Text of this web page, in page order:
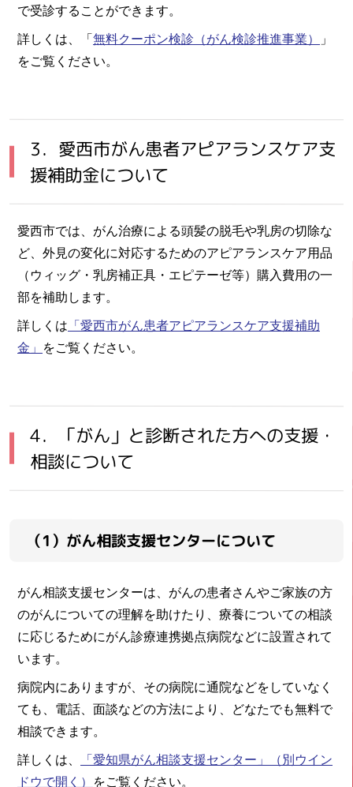
で受診することができます。
詳しくは、「 無料クーポン検診（がん検診推進事業）
」
をご覧ください。
3．愛西市がん患者アピアランスケア支
援補助金について
愛西市では、がん治療による頭髪の脱毛や乳房の切除な
ど、外見の変化に対応するためのアピアランスケア用品
（ウィッグ・乳房補正具・エピテーゼ等）購入費用の一
部を補助します。
詳しくは 「愛西市がん患者アピアランスケア支援補助
金」
をご覧ください。
4．「がん」と診断された方への支援・
相談について
（1）がん相談支援センターについて
がん相談支援センターは、がんの患者さんやご家族の方
のがんについての理解を助けたり、療養についての相談
に応じるためにがん診療連携拠点病院などに設置されて
います。
病院内にありますが、その病院に通院などをしていなく
ても、電話、面談などの方法により、どなたでも無料で
相談できます。
詳しくは、 「愛知県がん相談支援センター」
（別ウイン
ドウで開く）
をご覧ください。